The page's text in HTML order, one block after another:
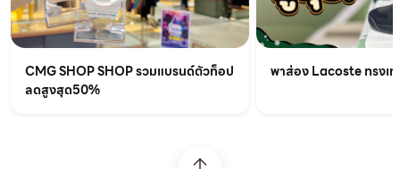
CMG SHOP SHOP รวมแบรนด์ตัวท็อป
ลดสูงสุด50%
พาส่อง Lacoste ทรงเ